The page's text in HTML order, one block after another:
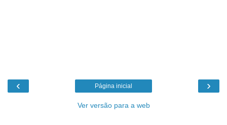
‹ ›
Página inicial
Ver versão para a web